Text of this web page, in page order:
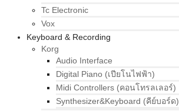
Tc Electronic
Vox
Keyboard & Recording
Korg
Audio Interface
Digital Piano (เปียโนไฟฟ้า)
Midi Controllers (คอนโทรลเลอร์)
Synthesizer&Keyboard (คีย์บอร์ด)